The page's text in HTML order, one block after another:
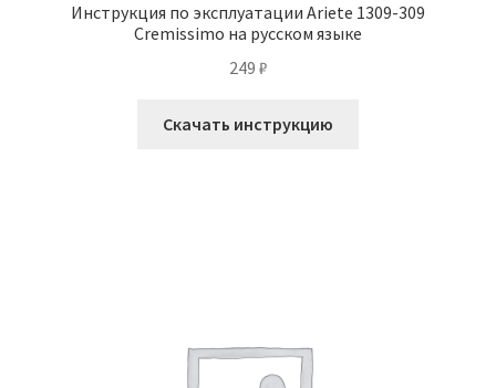
Инструкция по эксплуатации Ariete 1309-309
Cremissimo на русском языке
249 ₽
Скачать инструкцию